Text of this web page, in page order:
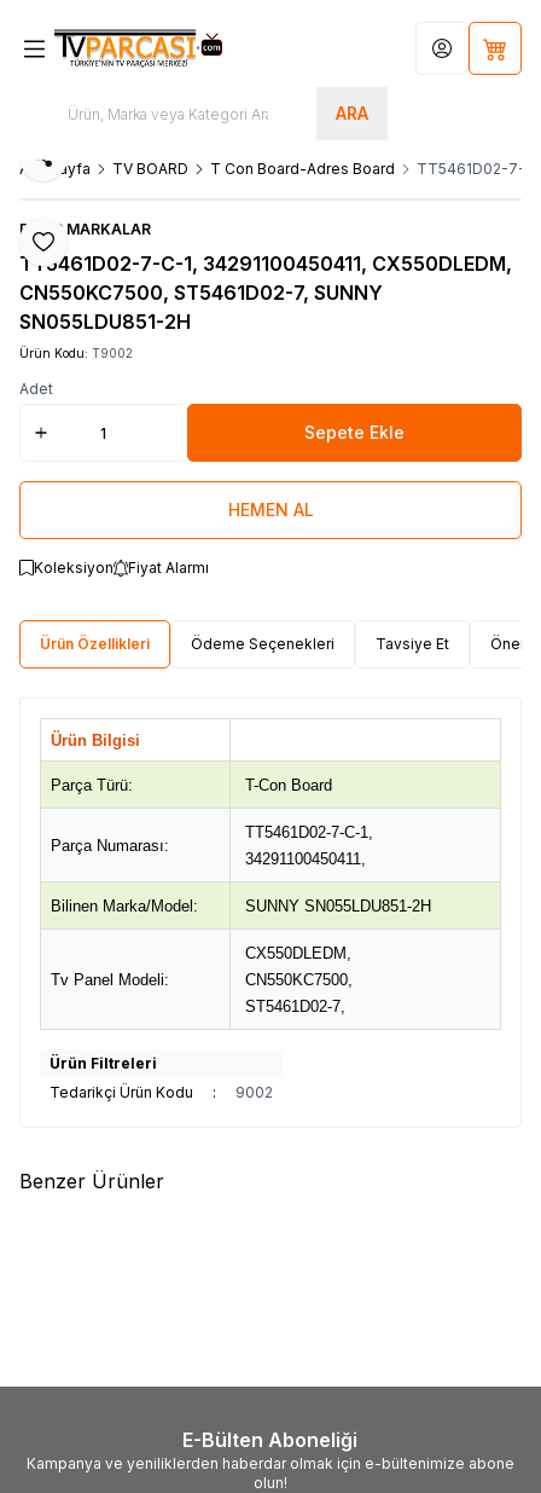
ARA
Hesabım
Ana Sayfa TV BOARD T Con Board-Adres Board TT5461D02-7-C-
Favoriye Ekle
Paylaş
DİĞER MARKALAR
TT5461D02-7-C-1, 34291100450411, CX550DLEDM,
CN550KC7500, ST5461D02-7, SUNNY
SN055LDU851-2H
Ürün Kodu: T9002
Adet
Sepete Ekle
HEMEN AL
Koleksiyon Fiyat Alarmı
Ürün Özellikleri Ödeme Seçenekleri Tavsiye Et Öneri
Ürün Bilgisi
Parça Türü: T-Con Board
Parça Numarası:
TT5461D02-7-C-1,
34291100450411,
Bilinen Marka/Model: SUNNY SN055LDU851-2H
Tv Panel Modeli:
CX550DLEDM,
CN550KC7500,
ST5461D02-7,
Ürün Filtreleri
Tedarikçi Ürün Kodu
: 9002
Benzer Ürünler
E-Bülten Aboneliği
Kampanya ve yeniliklerden haberdar olmak için e-bültenimize abone
olun!